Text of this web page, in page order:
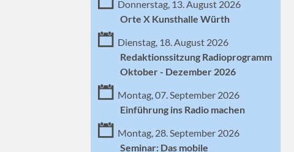
Donnerstag, 13. August 2026
Orte X Kunsthalle Würth
Dienstag, 18. August 2026
Redaktionssitzung Radioprogramm
Oktober - Dezember 2026
Montag, 07. September 2026
Einführung ins Radio machen
Montag, 28. September 2026
Seminar: Das mobile